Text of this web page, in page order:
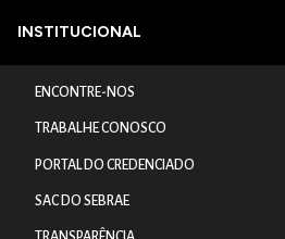
INSTITUCIONAL
ENCONTRE-NOS
TRABALHE CONOSCO
PORTAL DO CREDENCIADO
SAC DO SEBRAE